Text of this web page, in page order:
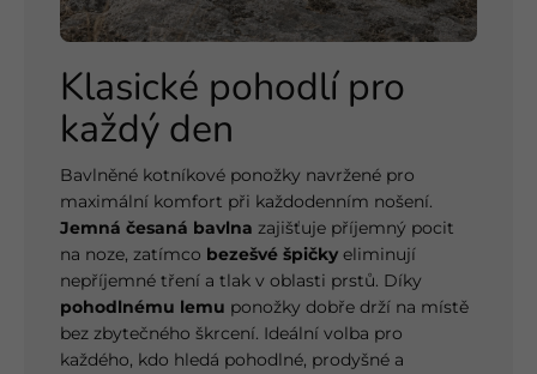
Klasické pohodlí pro
každý den
Bavlněné kotníkové ponožky navržené pro
maximální komfort při každodenním nošení.
Jemná česaná bavlna zajišťuje příjemný pocit
na noze, zatímco bezešvé špičky eliminují
nepříjemné tření a tlak v oblasti prstů. Díky
pohodlnému lemu ponožky dobře drží na místě
bez zbytečného škrcení. Ideální volba pro
každého, kdo hledá pohodlné, prodyšné a